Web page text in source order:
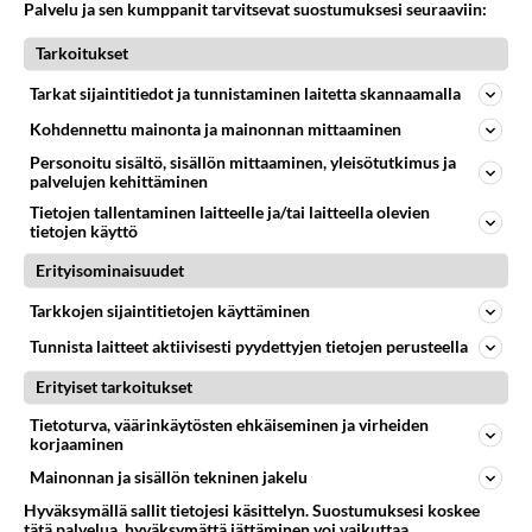
Kohtaamme jälleen kun on oikea aika. Sitä ei voi mikään eikä kukaan estää <3 <3
Olipa hyvä kirjoitus, kiitos. Ongelmat mitkä nostat esille on todellisia ja tämä ylimielisyys totta ja se näkyy kaikessa
04.08.2026 04:27
Judo
741
Voiko meidän välit
05.08.2026 05:34
Ikävä
65
Mitä töitä kaivattusi on tehnyt?
05.08.2026 13:25
Ikävä
Mitä uskot hänen ajattelevan sinusta?
04.08.2026 18:30
Ikävä
57
Osallistu keskusteluun
Jos SDP ei voita reilusti, persut kumoavat demokratian Suomesta
Palvelu ja sen kumppanit tarvitsevat suostumuksesi seuraaviin:
Tarkoitukset
Tarkat sijaintitiedot ja tunnistaminen laitetta skannaamalla
Kohdennettu mainonta ja mainonnan mittaaminen
Personoitu sisältö, sisällön mittaaminen, yleisötutkimus ja
palvelujen kehittäminen
Tietojen tallentaminen laitteelle ja/tai laitteella olevien
tietojen käyttö
Erityisominaisuudet
Tarkkojen sijaintitietojen käyttäminen
Tunnista laitteet aktiivisesti pyydettyjen tietojen perusteella
Erityiset tarkoitukset
Tietoturva, väärinkäytösten ehkäiseminen ja virheiden
korjaaminen
Mainonnan ja sisällön tekninen jakelu
Hyväksymällä sallit tietojesi käsittelyn. Suostumuksesi koskee